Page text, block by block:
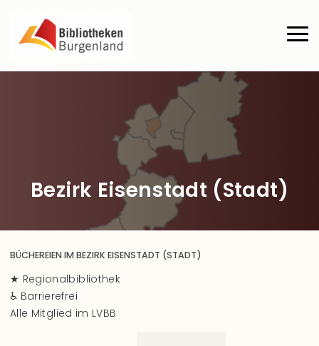
Bezirk Eisenstadt (Stadt)
BÜCHEREIEN IM BEZIRK EISENSTADT (STADT)
★ Regionalbibliothek
♿ Barrierefrei
Alle Mitglied im LVBB